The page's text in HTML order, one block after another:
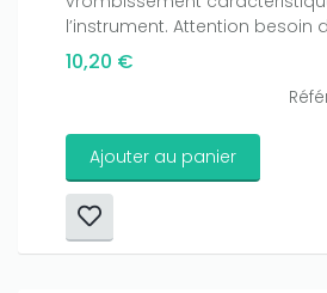
l’instrument. Attention besoin
10,20 €
Ajouter au panier